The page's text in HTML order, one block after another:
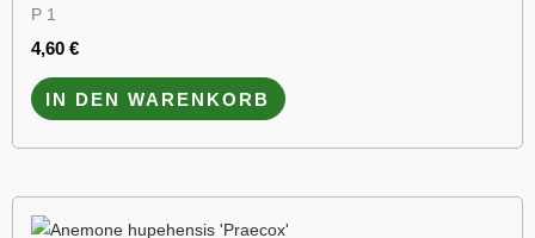
P 1
4,60 €
IN DEN WARENKORB